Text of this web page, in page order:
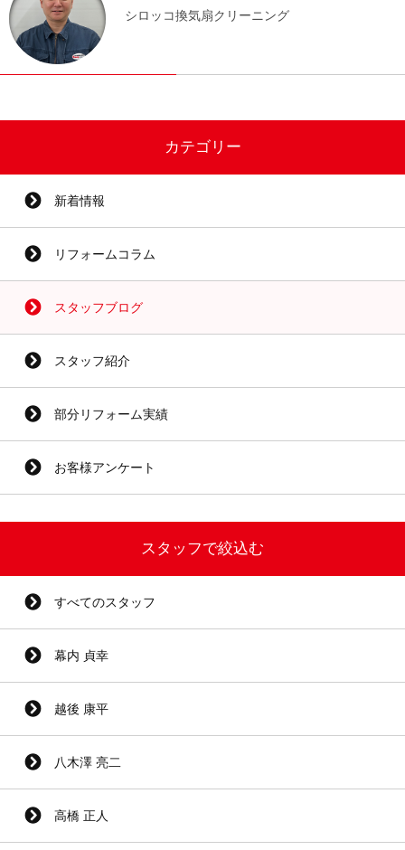
シロッコ換気扇クリーニング
カテゴリー
新着情報
リフォームコラム
スタッフブログ
スタッフ紹介
部分リフォーム実績
お客様アンケート
スタッフで絞込む
すべてのスタッフ
幕内 貞幸
越後 康平
八木澤 亮二
高橋 正人